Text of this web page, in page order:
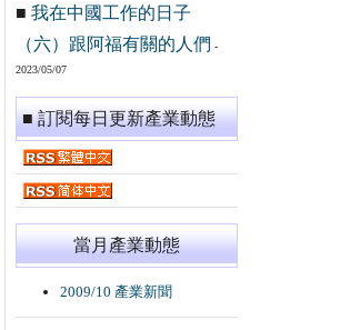
■ 我在中國工作的日子
（六）跟阿福有關的人們 -
2023/05/07
■ 訂閱每日更新產業動態
當月產業動態
2009/10 產業新聞